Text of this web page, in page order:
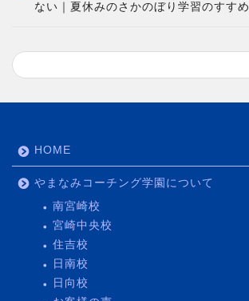
ない｜夏休みのさかのぼり学習のすすめ
HOME
やまなみコーチング学園について
南宮崎校
宮崎中央校
住吉校
日南校
日向校